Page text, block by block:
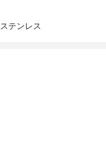
テンレス